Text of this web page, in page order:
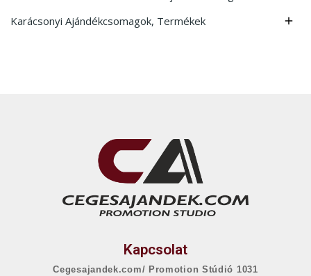
Karácsonyi Ajándékcsomagok, Termékek 
Kapcsolat
Cegesajandek.com/ Promotion Stúdió 1031